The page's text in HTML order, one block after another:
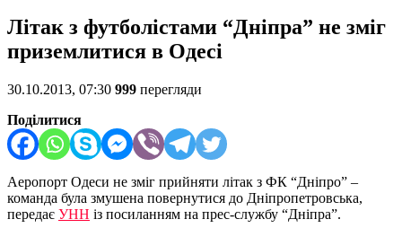
Літак з футболістами “Дніпра” не зміг
приземлитися в Одесі
30.10.2013, 07:30 999 перегляди
Поділитися
Аеропорт Одеси не зміг прийняти літак з ФК “Дніпро” –
команда була змушена повернутися до Дніпропетровська,
передає УНН із посиланням на прес-службу “Дніпра”.